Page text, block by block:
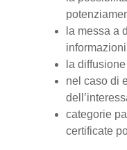
la messa a
la
nel caso di
categorie
certificate